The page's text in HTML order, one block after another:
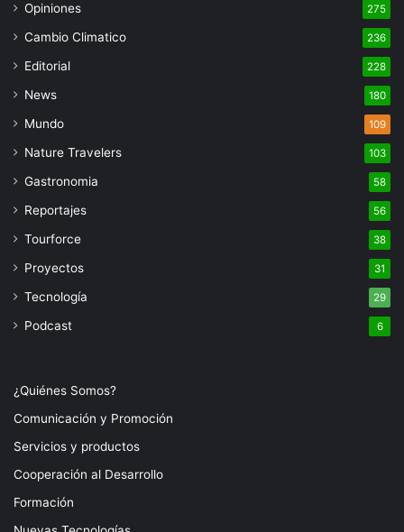
Opiniones 275
Cambio Climatico 236
Editorial 228
News 180
Mundo 109
Nature Travelers 103
Gastronomia 58
Reportajes 56
Tourforce 38
Proyectos 31
Tecnología 29
Podcast 6
¿Quiénes Somos?
Comunicación y Promoción
Servicios y productos
Cooperación al Desarrollo
Formación